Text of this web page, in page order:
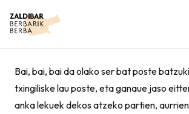
Bai, bai, bai da olako ser bat poste
txingiliske lau poste, eta ganaue jaso
anka lekuek dekos atzeko partien,